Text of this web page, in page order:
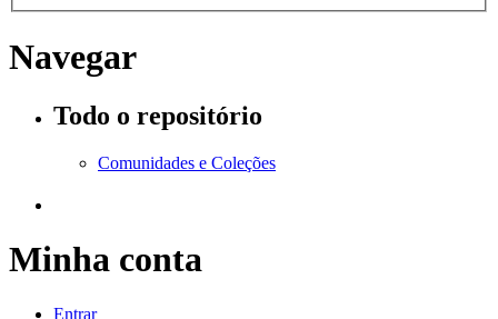
Navegar
Todo o repositório
Comunidades e Coleções
Minha conta
Entrar